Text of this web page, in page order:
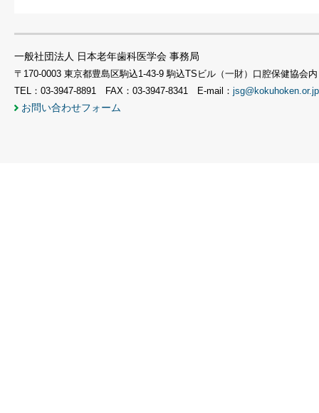
一般社団法人 日本老年歯科医学会 事務局
〒170-0003 東京都豊島区駒込1-43-9 駒込TSビル（一財）口腔保健協会内
TEL：03-3947-8891 FAX：03-3947-8341 E-mail： jsg@kokuhoken.or.jp
お問い合わせフォーム